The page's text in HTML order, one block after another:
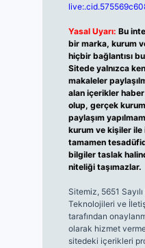
Yasal Uyarı: Bu
bir marka, kurum
hiçbir bağlantısı
Sitede yalnızca
makaleler
alan içerikler
olup, gerçek
paylaşım
kurum ve kişiler
tamamen
bilgiler taslak
niteliği taşımazlar.
Sitemiz, 5651
Teknolojileri ve
tarafından
olarak hizmet
sitedeki içerikleri